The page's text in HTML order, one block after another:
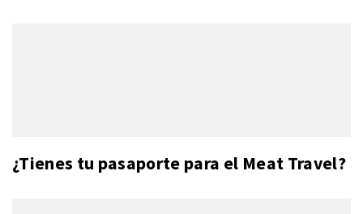
¿Tienes tu pasaporte para el Meat Travel?